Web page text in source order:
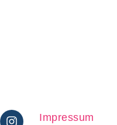
Impressum